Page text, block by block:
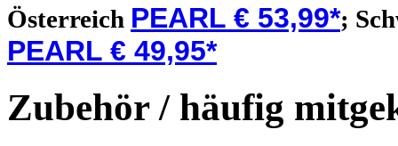
Österreich PEARL € 53,99*;
PEARL € 49,95*
Zubehör / häufig